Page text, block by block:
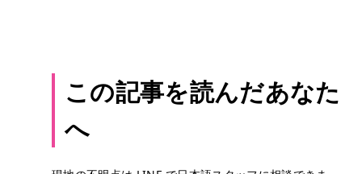
この記事を読んだあなた
へ